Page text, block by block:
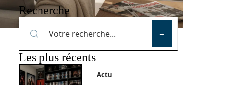
Recherche
Les plus récents
Actu